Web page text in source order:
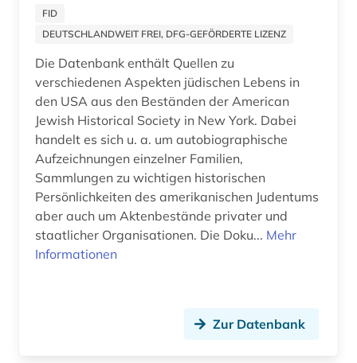
fid asien (1)
fid benelux (1)
fid darstellende kunst (2)
fid geschichtswissenschaft (2)
fid jüdische studien (1)
fid religionswissenschaft (1)
Niederlande (2)
Nordamerika (5)
Norwegen (1)
Oesterreich (2)
Osmanisches Reich (1)
FID
DEUTSCHLANDWEIT FREI, DFG-GEFÖRDERTE LIZENZ
Die Datenbank enthält Quellen zu
verschiedenen Aspekten jüdischen Lebens in
den USA aus den Beständen der American
Jewish Historical Society in New York. Dabei
handelt es sich u. a. um autobiographische
Aufzeichnungen einzelner Familien,
Sammlungen zu wichtigen historischen
Persönlichkeiten des amerikanischen Judentums
aber auch um Aktenbestände privater und
staatlicher Organisationen. Die Doku... Mehr
Informationen
Zur Datenbank